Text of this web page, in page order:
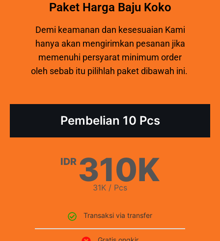
Paket Harga Baju Koko
Demi keamanan dan kesesuaian Kami
hanya akan mengirimkan pesanan jika
memenuhi persyarat minimum order
oleh sebab itu pilihlah paket dibawah ini.
Pembelian 10 Pcs
IDR 310K
31K / Pcs
Transaksi via transfer